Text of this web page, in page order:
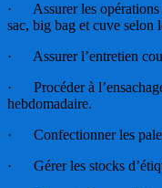
· Assurer les opérations
sac, big bag et cuve selon
· Assurer l’entretien
· Procéder à
hebdomadaire.
· Confectionner les
· Gérer les stocks